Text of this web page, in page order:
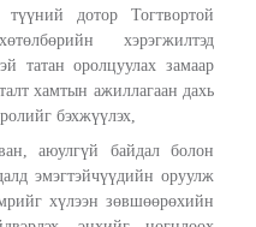
дотор Тогтвортой
хэрэгжилтэд
татан оролцуулах замаар
хамтын ажиллагаан дахь
бэхжүүлэх,
аюулгүй байдал болон
эмэгтэйчүүдийн оруулж
хүлээн зөвшөөрөхийн